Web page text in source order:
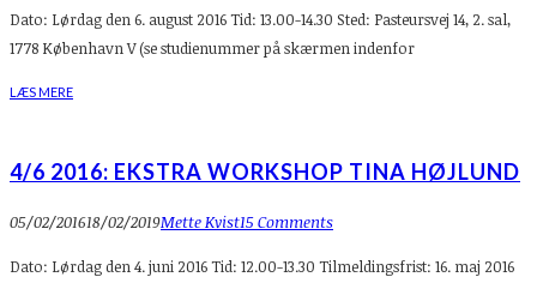
Dato: Lørdag den 6. august 2016 Tid: 13.00-14.30 Sted: Pasteursvej 14, 2. sal,
1778 København V (se studienummer på skærmen indenfor
LÆS MERE
4/6 2016: EKSTRA WORKSHOP TINA HØJLUND
05/02/201618/02/2019Mette Kvist15 Comments
Dato: Lørdag den 4. juni 2016 Tid: 12.00-13.30 Tilmeldingsfrist: 16. maj 2016